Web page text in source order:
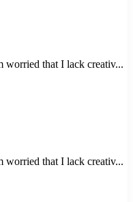
worried that I lack creativ...
worried that I lack creativ...